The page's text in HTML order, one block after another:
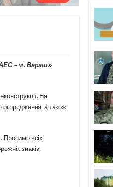
– м. Вараш»
На
огородження, а також
Просимо всіх
знаків,